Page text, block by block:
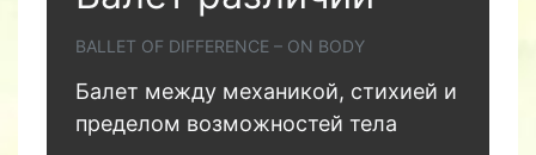
BALLET OF DIFFERENCE – ON BODY
Балет между механикой, стихией и
пределом возможностей тела